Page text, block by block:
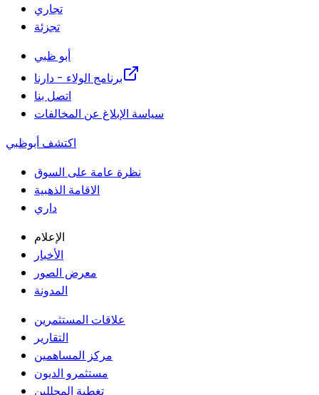
تجاري
تجزئة
أبو ظبي
برنامج الولاء - دارنا
اتصل بنا
سياسة الإبلاغ عن المخالفات
اكتشف أبوظبي
نظرة عامة على السوق
الاقامة الذهبية
داري
الإعلام
الأخبار
معرض الصور
المدونة
علاقات المستثمرين
التقارير
مركز المساهمين
مستثمرو الديون
تغطية المحللين